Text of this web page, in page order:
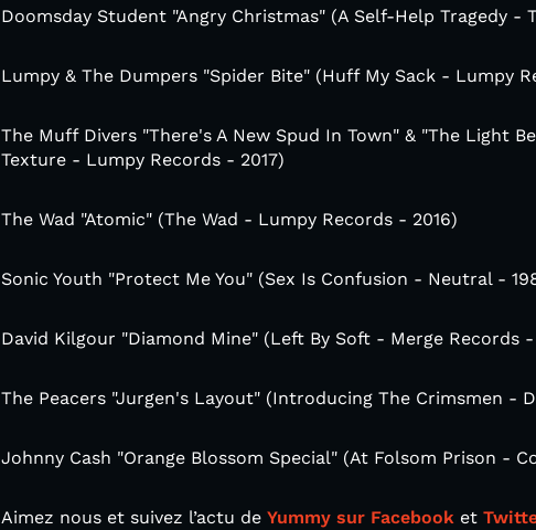
Doomsday Student "Angry Christmas" (A Self-Help Tragedy -
Lumpy & The Dumpers "Spider Bite" (Huff My Sack - Lumpy
The Muff Divers "There's A New Spud In Town" & "The Light
Texture - Lumpy Records - 2017)
The Wad "Atomic" (The Wad - Lumpy Records - 2016)
Sonic Youth "Protect Me You" (Sex Is Confusion - Neutral -
David Kilgour "Diamond Mine" (Left By Soft - Merge Records -
The Peacers "Jurgen's Layout" (Introducing The Crimsmen -
Johnny Cash "Orange Blossom Special" (At Folsom Prison -
Aimez nous et suivez l’actu de Yummy sur Facebook et